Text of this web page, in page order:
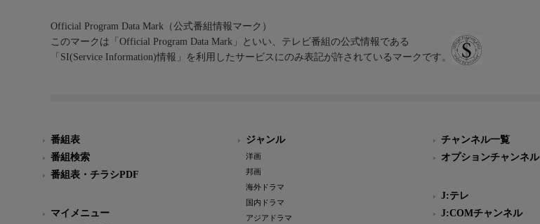
Official Program Data Mark（公式番組情報マーク）
このマークは「Official Program Data Mark」といい、テレビ番組の公式情報である
「SI(Service Information)情報」を利用したサービスにのみ表記が許されているマークです。
番組表
番組検索
番組表・チラシPDF
マイメニュー
ジャンル
洋画
邦画
海外ドラマ
国内ドラマ
アジアドラマ
チャンネル一覧
オプションチャンネル
J:テレ
J:COMチャンネル